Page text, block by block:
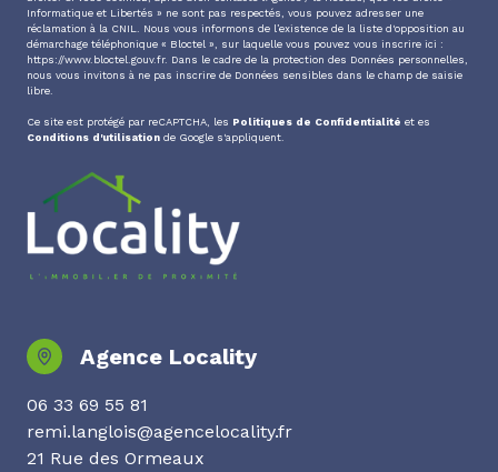
Informatique et Libertés » ne sont pas respectés, vous pouvez adresser une
réclamation à la CNIL. Nous vous informons de l’existence de la liste d'opposition au
démarchage téléphonique « Bloctel », sur laquelle vous pouvez vous inscrire ici :
https://www.bloctel.gouv.fr. Dans le cadre de la protection des Données personnelles,
nous vous invitons à ne pas inscrire de Données sensibles dans le champ de saisie
libre.
Ce site est protégé par reCAPTCHA, les Politiques de Confidentialité et es
Conditions d'utilisation de Google s'appliquent.
Agence Locality
06 33 69 55 81
remi.langlois@agencelocality.fr
21 Rue des Ormeaux